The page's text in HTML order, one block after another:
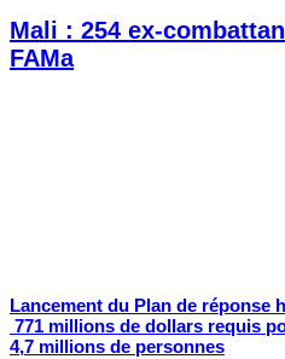
Mali : 254 ex-
FAMa
Lancement du Plan de réponse
771 millions de dollars requis
4,7 millions de personnes